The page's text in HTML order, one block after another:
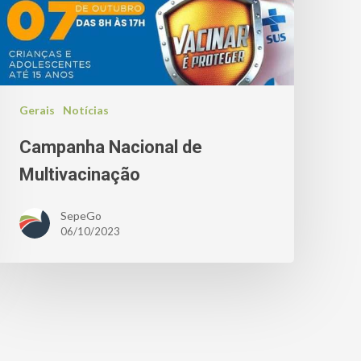
Gerais Notícias
Campanha Nacional de
Multivacinação
SepeGo
06/10/2023